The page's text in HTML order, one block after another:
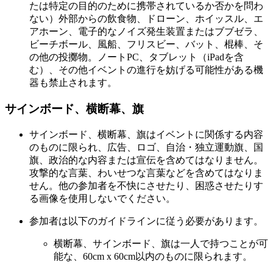
たは特定の目的のために携帯されているか否かを問わ
ない）外部からの飲食物、ドローン、ホイッスル、エ
アホーン、電子的なノイズ発生装置またはブブゼラ、
ビーチボール、風船、フリスビー、バット、棍棒、そ
の他の投擲物。ノートPC、タブレット（iPadを含
む）、その他イベントの進行を妨げる可能性がある機
器も禁止されます。
サインボード、横断幕、旗
サインボード、横断幕、旗はイベントに関係する内容
のものに限られ、広告、ロゴ、自治・独立運動旗、国
旗、政治的な内容または宣伝を含めてはなりません。
攻撃的な言葉、わいせつな言葉などを含めてはなりま
せん。他の参加者を不快にさせたり、困惑させたりす
る画像を使用しないでください。
参加者は以下のガイドラインに従う必要があります。
横断幕、サインボード、旗は一人で持つことが可
能な、60cm x 60cm以内のものに限られます。